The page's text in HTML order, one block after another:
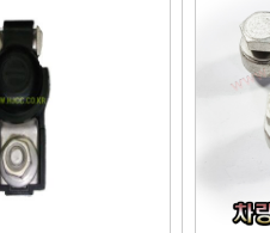
린더[대철]
스터[대철]
전실린더